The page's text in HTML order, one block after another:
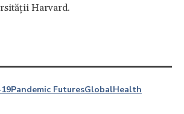
Harvard.
Pandemic FuturesGlobalHealth